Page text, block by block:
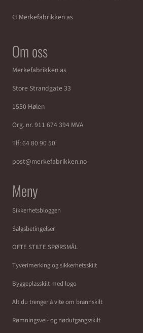
© Merkefabrikken as
Om oss
Merkefabrikken as
Store Strandgate 33
1550 Hølen
Org. nr. 911 674 394 MVA
Tlf:64 80 90 50
post@merkefabrikken.no
Meny
Sikkerhetsbloggen
Salgsbetingelser
OFTE STILTE SPØRSMÅL
Tyverimerking og sikkerhetsskilt
Byggeplasskilt med logo
Alt du trenger å vite om brannskilt
Rømningsvei- og nødutgangsskilt